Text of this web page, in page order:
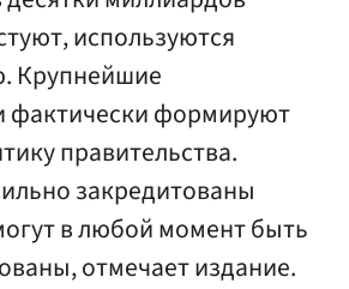
используются
Крупнейшие
фактически формируют
правительства.
закредитованы
в любой момент быть
отмечает издание.